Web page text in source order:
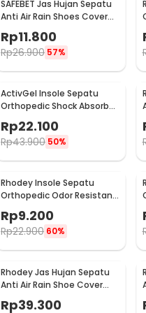
SAFEBET Jas Hujan Sepatu
Anti Air Rain Shoes Cover
PVC Non Slip Strap XL 42-43
- H-101
Rp11.800
Rp26.900 57%
ActivGel Insole Sepatu
Orthopedic Shock Absorb
Rp22.100
Rp43.900 50%
Rhodey Insole Sepatu
Orthopedic Odor Resistant
Rp9.200
Rp22.900 60%
Rhodey Jas Hujan Sepatu
Anti Air Rain Shoe Cover
PVC Zipper Reflector XL - H-
212
Rp39.300